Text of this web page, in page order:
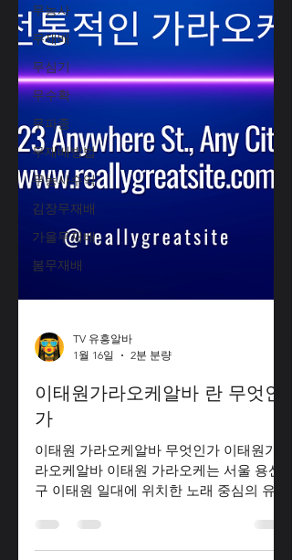
무농사
무재배
무심기
무수확
무파종
무재배방법
무농사수익
김장무재배
가을무재배
봄무재배
1월 16일
2분 분량
이태원가라오케알바 란 무엇인
가
이태원 가라오케알바 무엇인가 이태원가
구 이태원 일대에 위치한 노래 중심의 유흥
공간 을 통칭하는 표현이다. ‘가라오케’라